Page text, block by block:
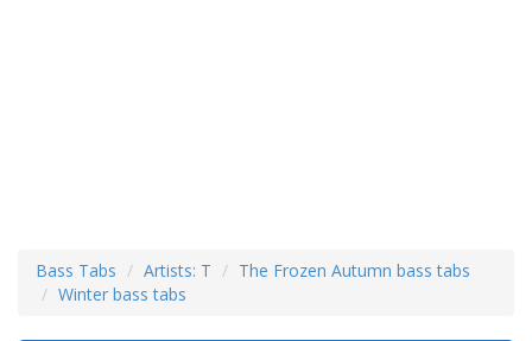
Bass Tabs Artists: T
The Frozen Autumn bass tabs
Winter bass tabs